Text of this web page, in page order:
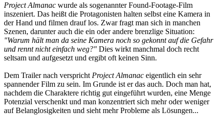
Project Almanac wurde als sogenannter Found-Footage-Film
inszeniert. Das heißt die Protagonisten halten selbst eine Kamera in
der Hand und filmen drauf los. Zwar fragt man sich in manchen
Szenen, darunter auch die ein oder andere brenzlige Situation:
"Warum hält man da seine Kamera noch so gekonnt auf die Gefahr
und rennt nicht einfach weg?" Dies wirkt manchmal doch recht
seltsam und aufgesetzt und ergibt oft keinen Sinn.
Dem Trailer nach verspricht Project Almanac eigentlich ein sehr
spannender Film zu sein. Im Grunde ist er das auch. Doch man hat,
nachdem die Charaktere richtig gut eingeführt wurden, eine Menge
Potenzial verschenkt und man konzentriert sich mehr oder weniger
auf Belanglosigkeiten und sieht mehr Probleme als Lösungen...